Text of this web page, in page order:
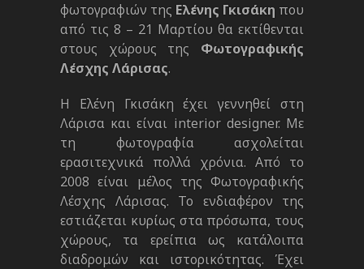
φωτογραφιών της Ελένης Γκισάκη που
από τις 8 – 21 Μαρτίου θα εκτίθενται
στους χώρους της Φωτογραφικής
Λέσχης Λάρισας.
Η Ελένη Γκισάκη έχει γεννηθεί στη
Λάρισα και είναι interior designer. Με
τη φωτογραφία ασχολείται
ερασιτεχνικά πολλά χρόνια. Από το
2008 είναι μέλος της Φωτογραφικής
Λέσχης Λάρισας. Το ενδιαφέρον της
εστιάζεται κυρίως στα πρόσωπα, τους
χώρους, τα ερείπια ως κατάλοιπα
διαδρομών και ιστορικότητας. Έχει